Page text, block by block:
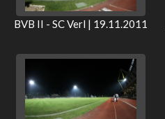
BVB II - SC Verl | 19.11.2011